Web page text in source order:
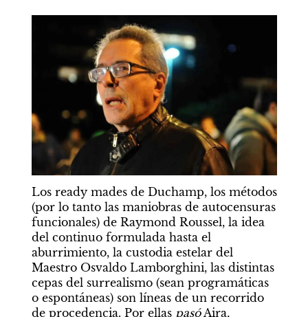
Los ready mades de Duchamp, los métodos
(por lo tanto las maniobras de autocensuras
funcionales) de Raymond Roussel, la idea
del continuo formulada hasta el
aburrimiento, la custodia estelar del
Maestro Osvaldo Lamborghini, las distintas
cepas del surrealismo (sean programáticas
o espontáneas) son líneas de un recorrido
de procedencia. Por ellas pasó Aira,